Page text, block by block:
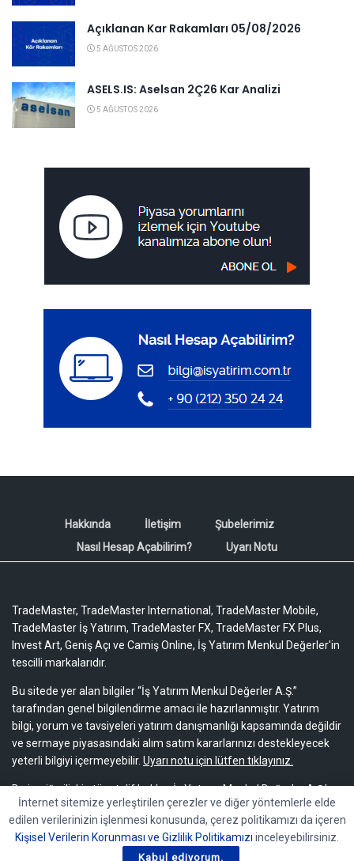
Açıklanan Kar Rakamları 05/08/2026
5 AĞUSTOS 2026
ASELS.IS: Aselsan 2Ç26 Kar Analizi
5 AĞUSTOS 2026
Hakkında İletişim
Şubelerimiz
Nasıl Hesap Açabilirim?
Uyarı Notu
TradeMaster, TradeMaster International, TradeMaster Mobile,
TradeMaster İş Yatırım, TradeMaster FX, TradeMaster FX Plus,
Invest Art, Geniş Açı ve Camiş Online, İş Yatırım Menkul Değerler'in
tescilli markalarıdır.
Bu sitede yer alan bilgiler “İş Yatırım Menkul Değerler A.Ş.”
tarafından genel bilgilendirme amacı ile hazırlanmıştır. Yatırım
bilgi, yorum ve tavsiyeleri yatırım danışmanlığı kapsamında değildir
ve sermaye piyasasındaki alım satım kararlarınızı destekleyecek
yeterli bilgiyi içermeyebilir. Uyarı notu için lütfen tıklayınız.
Bu içeriğe ilişkin tüm telif hakları İş Yatırım Menkul Değerler A.Ş.’ye
aittir. Bu içerik, açık iznimiz olmaksızın başkaları tarafından
herhangi bir amaçla, kısmen veya tamamen çoğaltılamaz,
dağıtılamaz, yayımlanamaz veya değiştirilemez.
İnternet sitemize yerleştirilen çerezler ve diğer yöntemlerle elde
edilen verilerinizin işlenmesi konusunda, çerez politikamızı da içeren
Kişisel Verilerin Korunması ve Gizlilik Politikamızı inceleyebilirsiniz.
Kabul ediyorum.